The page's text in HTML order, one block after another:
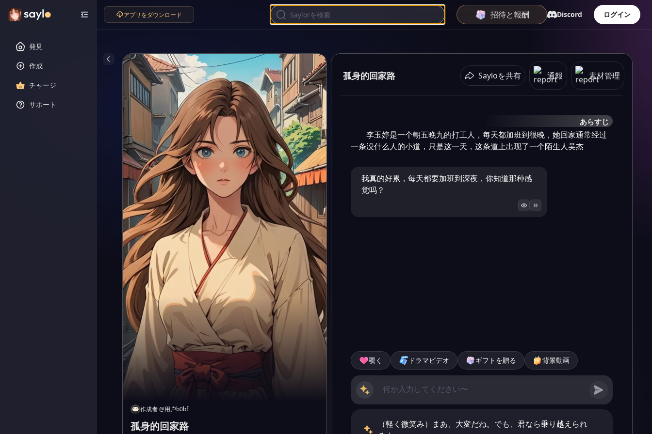
発見
作成
チャージ
サポート
アプリをダウンロード 招待と報酬 Discord ログイン
作成者@用户b0bf
孤身的回家路
孤身的回家路 Sayloを共有 通報 素材管理
あらすじ
李玉婷是一个朝五晚九的打工人，每天都加班到很晚，她回家通常经过
一条没什么人的小道，只是这一天，这条道上出现了一个陌生人吴杰
我真的好累，每天都要加班到深夜，你知道那种感
觉吗？
覗く ドラマビデオ ギフトを贈る 背景動画
（軽く微笑み）まあ、大変だね。でも、君なら乗り越えられ